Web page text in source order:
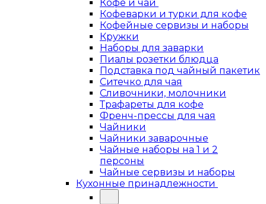
Кофе и чай
Кофеварки и турки для кофе
Кофейные сервизы и наборы
Кружки
Наборы для заварки
Пиалы розетки блюдца
Подставка под чайный пакетик
Ситечко для чая
Сливочники, молочники
Трафареты для кофе
Френч-прессы для чая
Чайники
Чайники заварочные
Чайные наборы на 1 и 2
персоны
Чайные сервизы и наборы
Кухонные принадлежности